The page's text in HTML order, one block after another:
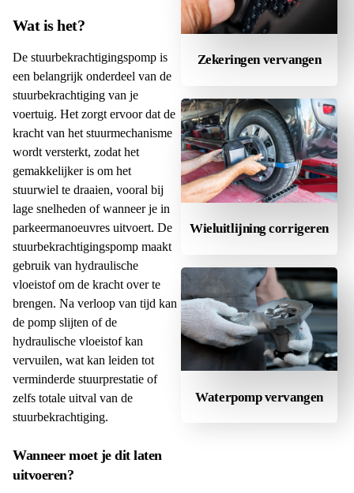
Wat is het?
De stuurbekrachtigingspomp is
een belangrijk onderdeel van de
stuurbekrachtiging van je
voertuig. Het zorgt ervoor dat de
kracht van het stuurmechanisme
wordt versterkt, zodat het
gemakkelijker is om het
stuurwiel te draaien, vooral bij
lage snelheden of wanneer je in
parkeermanoeuvres uitvoert. De
stuurbekrachtigingspomp maakt
gebruik van hydraulische
vloeistof om de kracht over te
brengen. Na verloop van tijd kan
de pomp slijten of de
hydraulische vloeistof kan
vervuilen, wat kan leiden tot
verminderde stuurprestatie of
zelfs totale uitval van de
stuurbekrachtiging.
Wanneer moet je dit laten
uitvoeren?
Zekeringen vervangen
Wieluitlijning corrigeren
Waterpomp vervangen